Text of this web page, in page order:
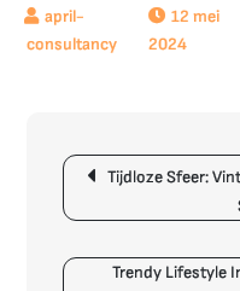
12 mei
2024
Tijdloze Sfeer:
Trendy Lifestyle